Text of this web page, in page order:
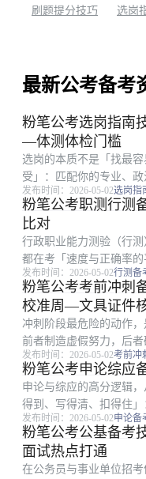
刷题提分技巧
选岗
最新公考备考
粉笔公考选岗指南
—体测体检门槛
选岗的本质不是「找最
受」：匹配你的专业、
争强度、地域成本与岗位
争比，却忽略备注栏、服
业科目等硬条件。弱项...
发布时间：2026-05-02选岗指
粉笔公考职测行测
比对
行政职业能力测验（行
都在考「速度与正确率的
判断推理、资料分析、常
垮整卷节奏。不少考生在
往不是知识点没学...
发布时间：2026-05-02行测备
粉笔公考考前冲刺
校准周—文具证件
冲刺阶段最危险的动作
前者制造虚假努力，后者
经验的路径，是「减量增
把仍会错的题练到不再重
题。 粉笔教研常...
发布时间：2026-05-02考前冲
粉笔公考申论综应
申论与综应的高分逻辑
得到、写得清、扣得住」
要顾格式与对象。很多在
多篇却提分慢」：常见根
合并过度、要么书...
发布时间：2026-05-02申论备
粉笔公考公基备考
面试热点打通
在公务员与事业单位招